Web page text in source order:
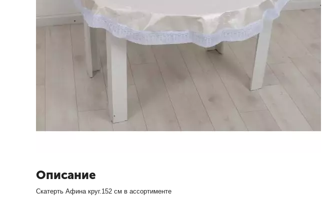
Описание
Скатерть Афина круг.152 см в ассортименте